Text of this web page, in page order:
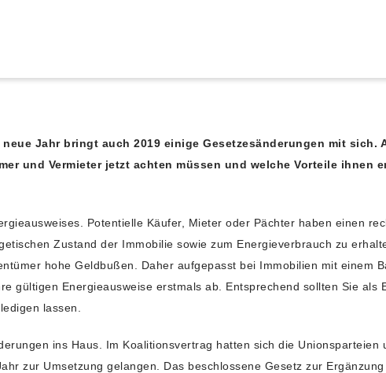
Jahr bringt auch 2019 einige Gesetzesänderungen mit sich.
und Vermieter jetzt achten müssen und welche Vorteile ihnen
Potentielle Käufer, Mieter oder Pächter haben einen
Zustand der Immobilie sowie zum Energieverbrauch zu
hohe Geldbußen. Daher aufgepasst bei Immobilien mit einem
gültigen Energieausweise erstmals ab. Entsprechend sollten Sie als
lassen.
ins Haus. Im Koalitionsvertrag hatten sich die Unionsparteien
zur Umsetzung gelangen. Das beschlossene Gesetz zur